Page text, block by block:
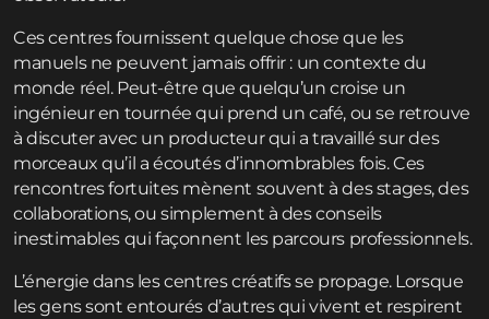
Ces centres fournissent quelque chose que les
manuels ne peuvent jamais offrir : un contexte du
monde réel. Peut-être que quelqu’un croise un
ingénieur en tournée qui prend un café, ou se retrouve
à discuter avec un producteur qui a travaillé sur des
morceaux qu’il a écoutés d’innombrables fois. Ces
rencontres fortuites mènent souvent à des stages, des
collaborations, ou simplement à des conseils
inestimables qui façonnent les parcours professionnels.
L’énergie dans les centres créatifs se propage. Lorsque
les gens sont entourés d’autres qui vivent et respirent